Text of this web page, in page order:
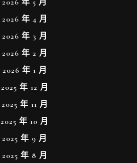
2026 年 5 月
2026 年 4 月
2026 年 3 月
2026 年 2 月
2026 年 1 月
2025 年 12 月
2025 年 11 月
2025 年 10 月
2025 年 9 月
2025 年 8 月